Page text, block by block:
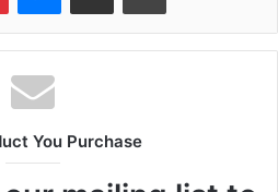
You Purchase